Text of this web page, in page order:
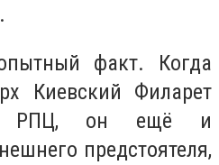
факт. Когда
Киевский Филарет
РПЦ, он ещё и
предстоятеля,